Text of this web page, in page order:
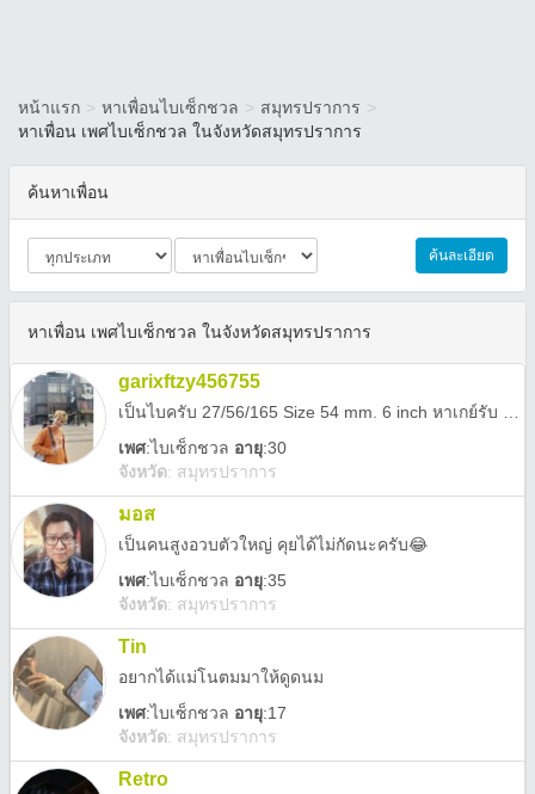
หน้าแรก > หาเพื่อนไบเซ็กชวล > สมุทรปราการ >
หาเพื่อน เพศไบเซ็กชวล ในจังหวัดสมุทรปราการ
ค้นหาเพื่อน
ค้นละเอียด
หาเพื่อน เพศไบเซ็กชวล ในจังหวัดสมุทรปราการ
garixftzy456755
เพศ:ไบเซ็กชวล อายุ:30
จังหวัด: สมุทรปราการ
มอส
เป็นคนสูงอวบตัวใหญ่ คุยได้ไม่กัดนะครับ😂
เพศ:ไบเซ็กชวล อายุ:35
จังหวัด: สมุทรปราการ
Tin
อยากได้แม่โนตมมาให้ดูดนม
เพศ:ไบเซ็กชวล อายุ:17
จังหวัด: สมุทรปราการ
Retro